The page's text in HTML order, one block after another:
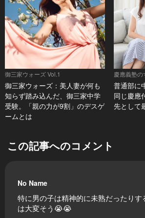
御三家ウォーズ Vol.1
御三家ウォーズ：美人妻が何も
知らず踏み込んだ、御三家中学
受験。「親の力が9割」のデスゲ
ームとは
慶應義塾の
普通部に
同じ慶應
先として
この記事へのコメント
No Name
特に男の子は精神的に未熟だったりす
は大変そう😭😭